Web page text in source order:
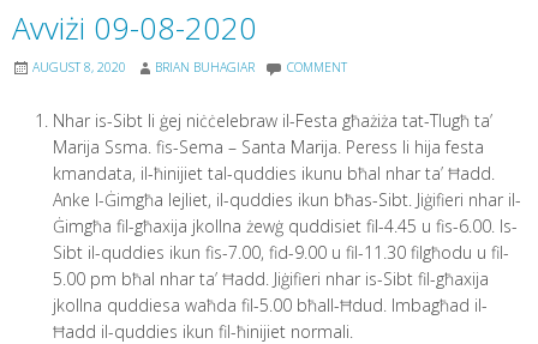
Avviżi 09-08-2020
AUGUST 8, 2020 BRIAN BUHAGIAR COMMENT
Nhar is-Sibt li ġej niċċelebraw il-Festa għażiża tat-Tlugħ ta’
Marija Ssma. fis-Sema – Santa Marija. Peress li hija festa
kmandata, il-ħinijiet tal-quddies ikunu bħal nhar ta’ Ħadd.
Anke l-Ġimgħa lejliet, il-quddies ikun bħas-Sibt. Jiġifieri nhar il-
Ġimgħa fil-għaxija jkollna żewġ quddisiet fil-4.45 u fis-6.00. Is-
Sibt il-quddies ikun fis-7.00, fid-9.00 u fil-11.30 filgħodu u fil-
5.00 pm bħal nhar ta’ Ħadd. Jiġifieri nhar is-Sibt fil-għaxija
jkollna quddiesa waħda fil-5.00 bħall-Ħdud. Imbagħad il-
Ħadd il-quddies ikun fil-ħinijiet normali.